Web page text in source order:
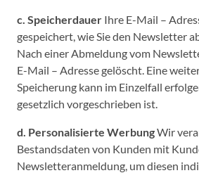
c. Speicherdauer Ihre E-Mail –
gespeichert, wie Sie den Newsletter
Nach einer Abmeldung vom
E-Mail – Adresse gelöscht. Eine
Speicherung kann im Einzelfall
gesetzlich vorgeschrieben ist.
d. Personalisierte WerbungWir
Bestandsdaten von Kunden mit
Newsletteranmeldung, um diesen